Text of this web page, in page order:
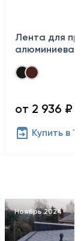
Лента для
алюминиевая
от 2 936 ₽
Купить в 1
Ноябрь 2024